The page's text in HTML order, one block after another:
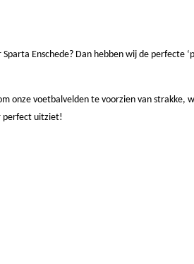
Enschede? Dan hebben wij de perfecte
onze voetbalvelden te voorzien van strakke,
perfect uitziet!